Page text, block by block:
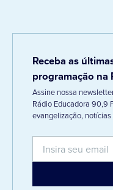
Receba as
programação na
Assine nossa
Rádio Educadora 90,9
evangelização,